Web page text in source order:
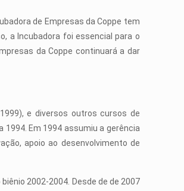
de Empresas da Coppe tem
a Incubadora foi essencial para o
da Coppe continuará a dar
e diversos outros cursos de
1994. Em 1994 assumiu a gerência
apoio ao desenvolvimento de
2002-2004. Desde de de 2007